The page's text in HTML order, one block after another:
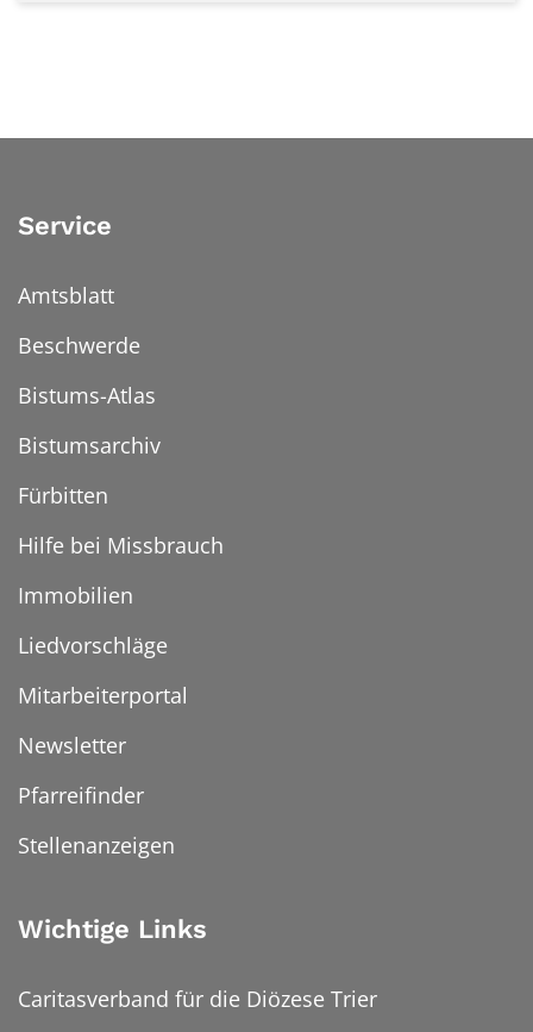
Service
Amtsblatt
Beschwerde
Bistums-Atlas
Bistumsarchiv
Fürbitten
Hilfe bei Missbrauch
Immobilien
Liedvorschläge
Mitarbeiterportal
Newsletter
Pfarreifinder
Stellenanzeigen
Wichtige Links
Caritasverband für die Diözese Trier